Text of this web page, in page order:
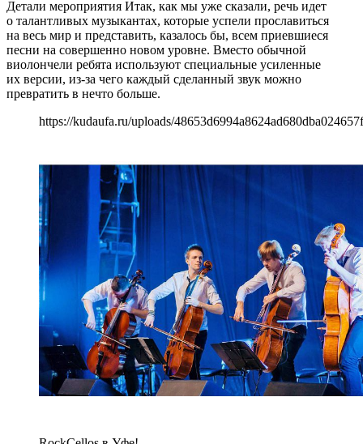
Детали мероприятия Итак, как мы уже сказали, речь идет
о талантливых музыкантах, которые успели прославиться
на весь мир и представить, казалось бы, всем приевшиеся
песни на совершенно новом уровне. Вместо обычной
виолончели ребята используют специальные усиленные
их версии, из-за чего каждый сделанный звук можно
превратить в нечто больше.
https://kudaufa.ru/uploads/